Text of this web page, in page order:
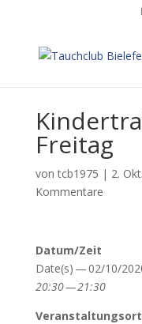
Freitag
vontcb1975 | 2.
Kommentare
Datum/​Zeit
Date(s) — 02/​10/​
20:30 — 21:30
Ver­anstal­tung­sort